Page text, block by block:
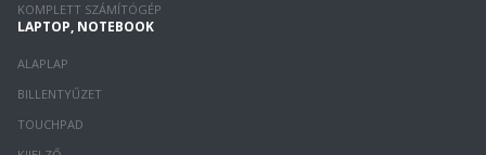
KOMPLETT SZÁMÍTÓGÉP
LAPTOP, NOTEBOOK
ALAPLAP
BILLENTYŰZET
TOUCHPAD